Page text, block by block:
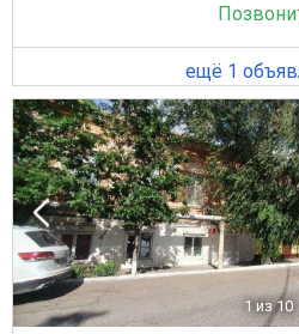
ещё 1
1 из 10